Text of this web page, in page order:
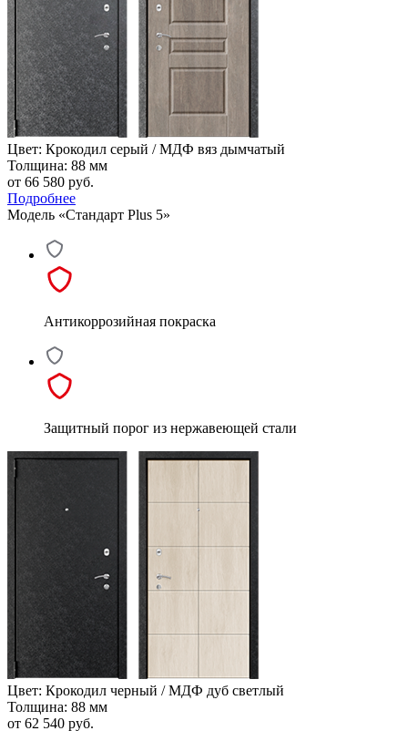
Цвет: Крокодил серый / МДФ вяз дымчатый
Толщина: 88 мм
от 66 580 руб.
Подробнее
Модель «Стандарт Plus 5»
Антикоррозийная покраска
Защитный порог из нержавеющей стали
Цвет: Крокодил черный / МДФ дуб светлый
Толщина: 88 мм
от 62 540 руб.